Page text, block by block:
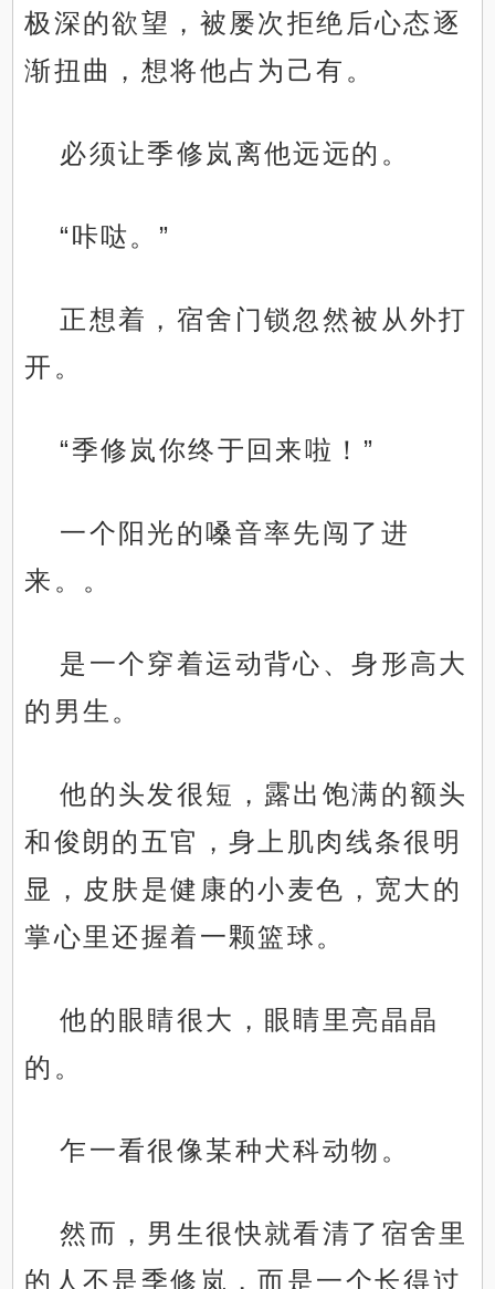
极深的欲望，被屡次拒绝后心态逐
渐扭曲，想将他占为己有。
必须让季修岚离他远远的。
“咔哒。”
正想着，宿舍门锁忽然被从外打
开。
“季修岚你终于回来啦！”
一个阳光的嗓音率先闯了进
来。。
是一个穿着运动背心、身形高大
的男生。
他的头发很短，露出饱满的额头
和俊朗的五官，身上肌肉线条很明
显，皮肤是健康的小麦色，宽大的
掌心里还握着一颗篮球。
他的眼睛很大，眼睛里亮晶晶
的。
乍一看很像某种犬科动物。
然而，男生很快就看清了宿舍里
的人不是季修岚，而是一个长得过